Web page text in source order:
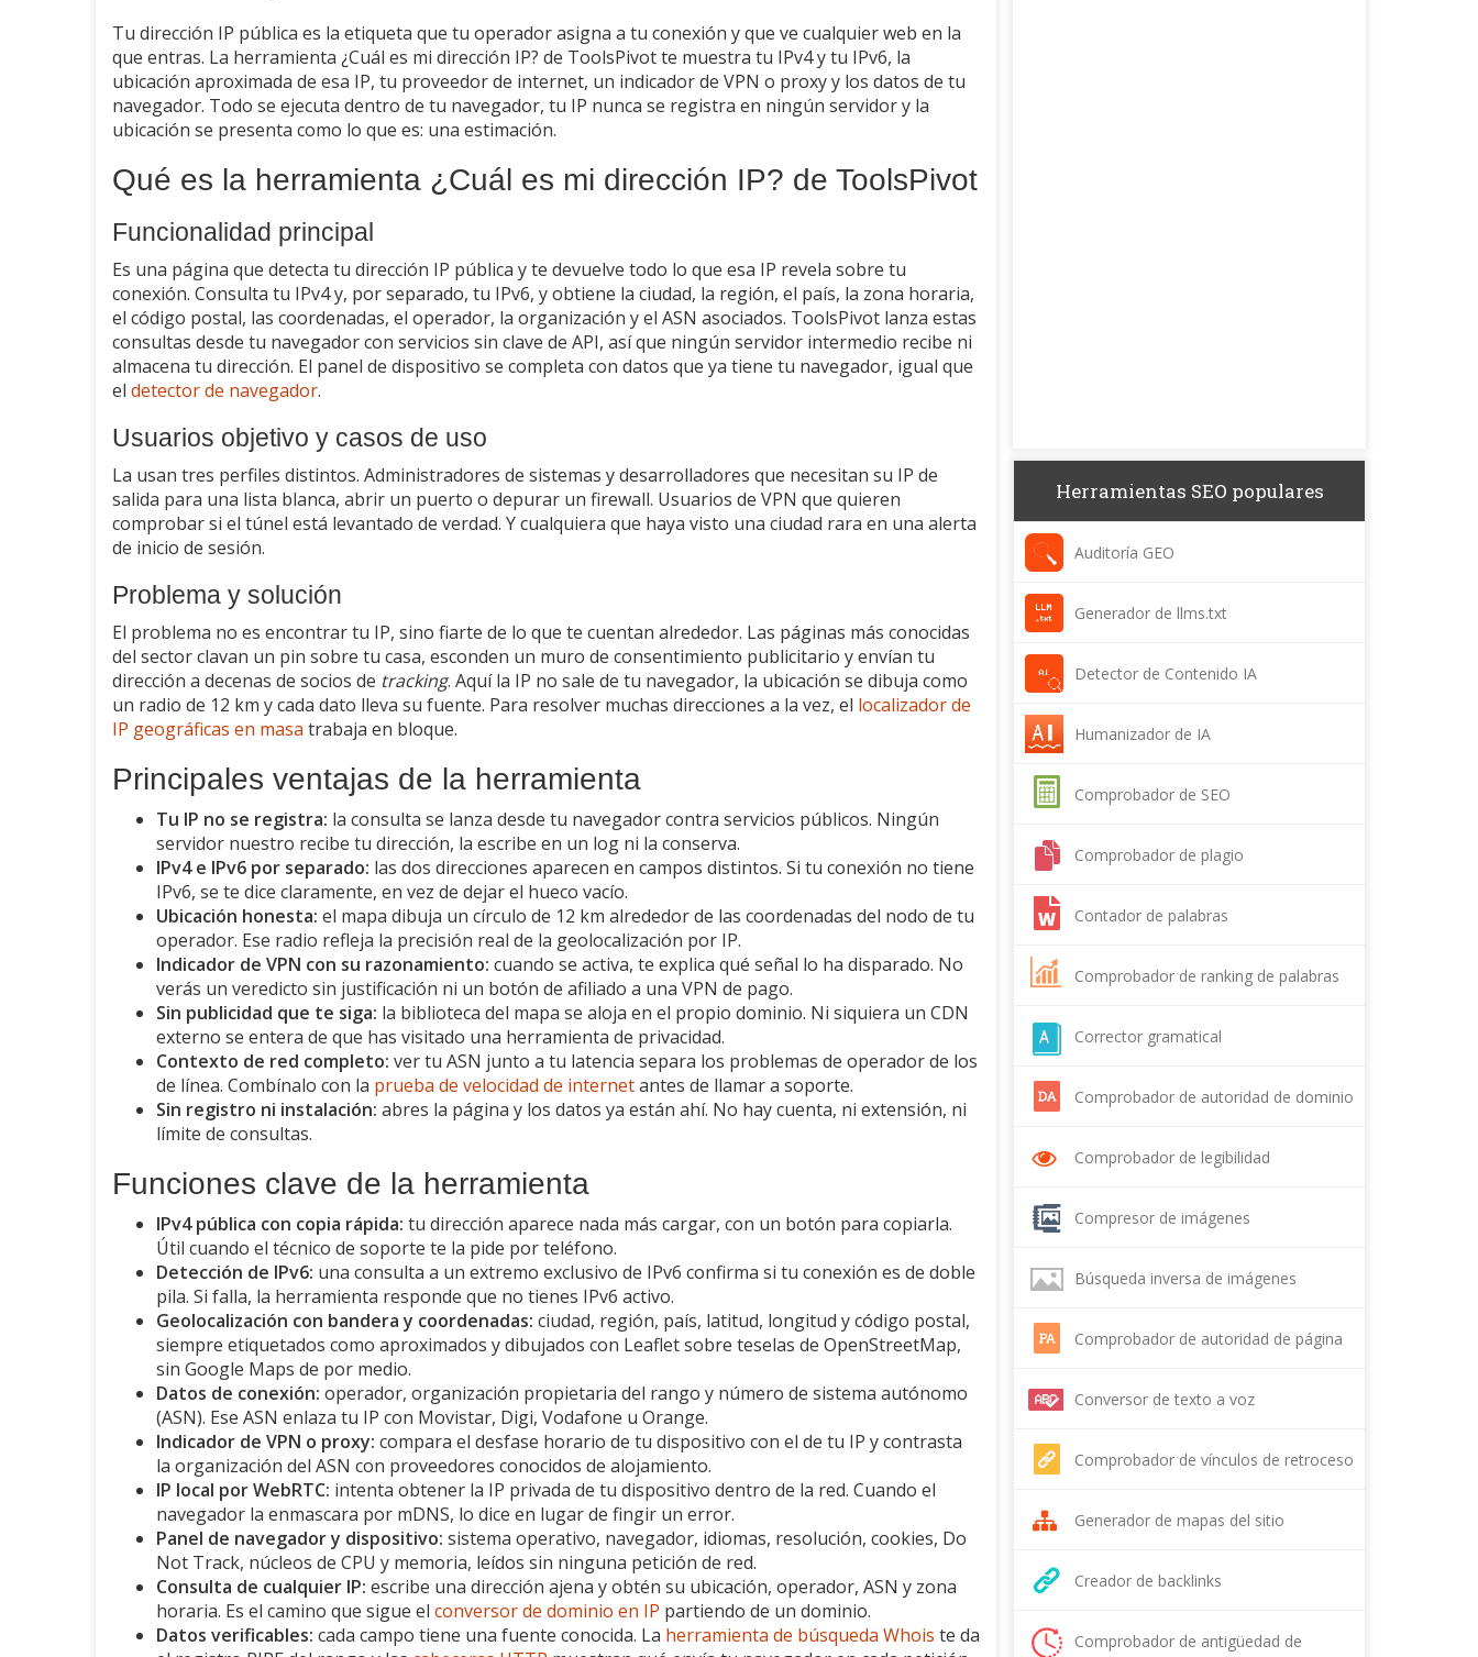
Tu dirección IP pública es la etiqueta que tu operador asigna a tu conexión y que ve cualquier web en la
que entras. La herramienta ¿Cuál es mi dirección IP? de ToolsPivot te muestra tu IPv4 y tu IPv6, la
ubicación aproximada de esa IP, tu proveedor de internet, un indicador de VPN o proxy y los datos de tu
navegador. Todo se ejecuta dentro de tu navegador, tu IP nunca se registra en ningún servidor y la
ubicación se presenta como lo que es: una estimación.
Qué es la herramienta ¿Cuál es mi dirección IP? de ToolsPivot
Funcionalidad principal
Es una página que detecta tu dirección IP pública y te devuelve todo lo que esa IP revela sobre tu
conexión. Consulta tu IPv4 y, por separado, tu IPv6, y obtiene la ciudad, la región, el país, la zona horaria,
el código postal, las coordenadas, el operador, la organización y el ASN asociados. ToolsPivot lanza estas
consultas desde tu navegador con servicios sin clave de API, así que ningún servidor intermedio recibe ni
almacena tu dirección. El panel de dispositivo se completa con datos que ya tiene tu navegador, igual que
el detector de navegador.
Usuarios objetivo y casos de uso
La usan tres perfiles distintos. Administradores de sistemas y desarrolladores que necesitan su IP de
salida para una lista blanca, abrir un puerto o depurar un firewall. Usuarios de VPN que quieren
comprobar si el túnel está levantado de verdad. Y cualquiera que haya visto una ciudad rara en una alerta
de inicio de sesión.
Problema y solución
El problema no es encontrar tu IP, sino fiarte de lo que te cuentan alrededor. Las páginas más conocidas
del sector clavan un pin sobre tu casa, esconden un muro de consentimiento publicitario y envían tu
dirección a decenas de socios de tracking. Aquí la IP no sale de tu navegador, la ubicación se dibuja como
un radio de 12 km y cada dato lleva su fuente. Para resolver muchas direcciones a la vez, el localizador de
IP geográficas en masa trabaja en bloque.
Principales ventajas de la herramienta
Tu IP no se registra: la consulta se lanza desde tu navegador contra servicios públicos. Ningún
servidor nuestro recibe tu dirección, la escribe en un log ni la conserva.
IPv4 e IPv6 por separado: las dos direcciones aparecen en campos distintos. Si tu conexión no tiene
IPv6, se te dice claramente, en vez de dejar el hueco vacío.
Ubicación honesta: el mapa dibuja un círculo de 12 km alrededor de las coordenadas del nodo de tu
operador. Ese radio refleja la precisión real de la geolocalización por IP.
Indicador de VPN con su razonamiento: cuando se activa, te explica qué señal lo ha disparado. No
verás un veredicto sin justificación ni un botón de afiliado a una VPN de pago.
Sin publicidad que te siga: la biblioteca del mapa se aloja en el propio dominio. Ni siquiera un CDN
externo se entera de que has visitado una herramienta de privacidad.
Contexto de red completo: ver tu ASN junto a tu latencia separa los problemas de operador de los
de línea. Combínalo con la prueba de velocidad de internetantes de llamar a soporte.
Sin registro ni instalación: abres la página y los datos ya están ahí. No hay cuenta, ni extensión, ni
límite de consultas.
Funciones clave de la herramienta
IPv4 pública con copia rápida: tu dirección aparece nada más cargar, con un botón para copiarla.
Útil cuando el técnico de soporte te la pide por teléfono.
Detección de IPv6: una consulta a un extremo exclusivo de IPv6 confirma si tu conexión es de doble
pila. Si falla, la herramienta responde que no tienes IPv6 activo.
Geolocalización con bandera y coordenadas: ciudad, región, país, latitud, longitud y código postal,
siempre etiquetados como aproximados y dibujados con Leaflet sobre teselas de OpenStreetMap,
sin Google Maps de por medio.
Datos de conexión: operador, organización propietaria del rango y número de sistema autónomo
(ASN). Ese ASN enlaza tu IP con Movistar, Digi, Vodafone u Orange.
Indicador de VPN o proxy: compara el desfase horario de tu dispositivo con el de tu IP y contrasta
la organización del ASN con proveedores conocidos de alojamiento.
IP local por WebRTC: intenta obtener la IP privada de tu dispositivo dentro de la red. Cuando el
navegador la enmascara por mDNS, lo dice en lugar de fingir un error.
Panel de navegador y dispositivo: sistema operativo, navegador, idiomas, resolución, cookies, Do
Not Track, núcleos de CPU y memoria, leídos sin ninguna petición de red.
Consulta de cualquier IP: escribe una dirección ajena y obtén su ubicación, operador, ASN y zona
horaria. Es el camino que sigue el conversor de dominio en IP partiendo de un dominio.
Datos verificables: cada campo tiene una fuente conocida. La herramienta de búsqueda Whois te da
Herramientas SEO populares
Auditoría GEO
Generador de llms.txt
Detector de Contenido IA
Humanizador de IA
Comprobador de SEO
Comprobador de plagio
Contador de palabras
Comprobador de ranking de palabras
Corrector gramatical
Comprobador de autoridad de dominio
Comprobador de legibilidad
Compresor de imágenes
Búsqueda inversa de imágenes
Comprobador de autoridad de página
Conversor de texto a voz
Comprobador de vínculos de retroceso
Generador de mapas del sitio
Creador de backlinks
Comprobador de antigüedad de